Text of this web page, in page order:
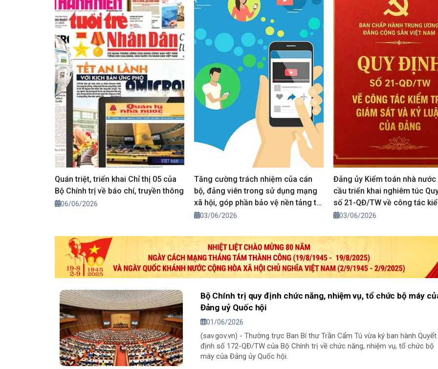
Quán triệt, triển khai Chỉ thị 05 của
Bộ Chính trị về báo chí, truyền thông
06/06/2026
Tăng cường trách nhiệm của cán
bộ, đảng viên trong sử dụng mạng
xã hội, góp phần bảo vệ nền tảng tư
tưởng của Đảng
03/06/2026
Đảng ủy Kiểm toán nhà nước
cầu triển khai nghiêm túc
số 21-QĐ/TW về công tác
giám sát và kỷ luật của Đảng
03/06/2026
Bộ Chính trị quy định chức năng, nhiệm vụ, tổ chức bộ máy
Đảng uỷ Quốc hội
01/06/2026
(sav.gov.vn) - Thường trực Ban Bí thư Trần Cẩm Tú vừa ký ban hành Quyết
định số 172-QĐ/TW của Bộ Chính trị về chức năng, nhiệm vụ, tổ chức bộ
máy của Đảng ủy Quốc hội.